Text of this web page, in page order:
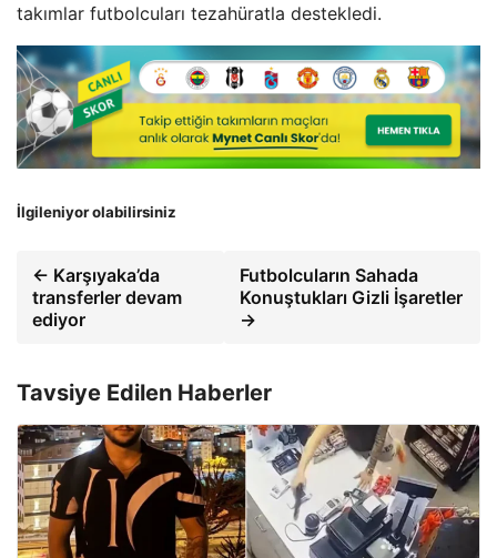
takımlar futbolcuları tezahüratla destekledi.
İlgileniyor olabilirsiniz
← Karşıyaka’da
transferler devam
ediyor
Futbolcuların Sahada
Konuştukları Gizli İşaretler
→
Tavsiye Edilen Haberler